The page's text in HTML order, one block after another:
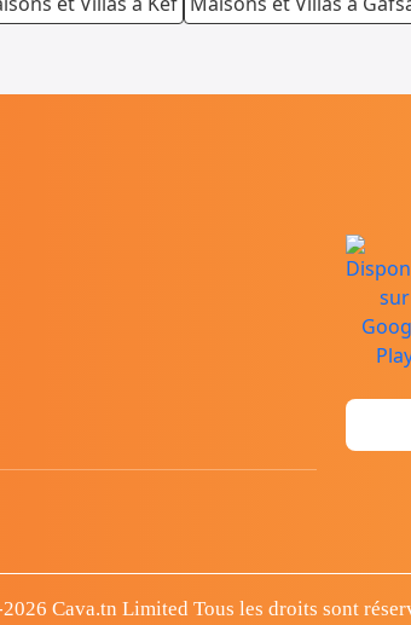
Cava.tn Limited Tous les droits sont